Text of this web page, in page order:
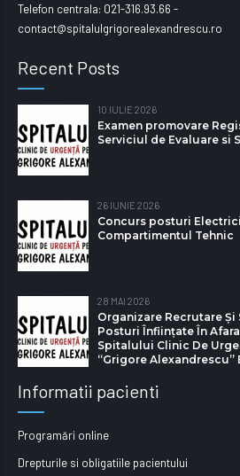
Telefon centrala: 021-316.93.66 -
contact@spitalulgrigorealexandrescu.ro
Recent Posts
10 IULIE 2026
Examen promovare
Serviciul de Evaluare si
26 IUNIE 2026
Concurs posturi
Compartimentul Tehnic
28 MAI 2026
Organizare Recrutare
Posturi Înființate În
Spitalului Clinic De
“Grigore Alexandrescu”
Informatii pacienti
Programări online
Drepturile si obligatiile pacientului